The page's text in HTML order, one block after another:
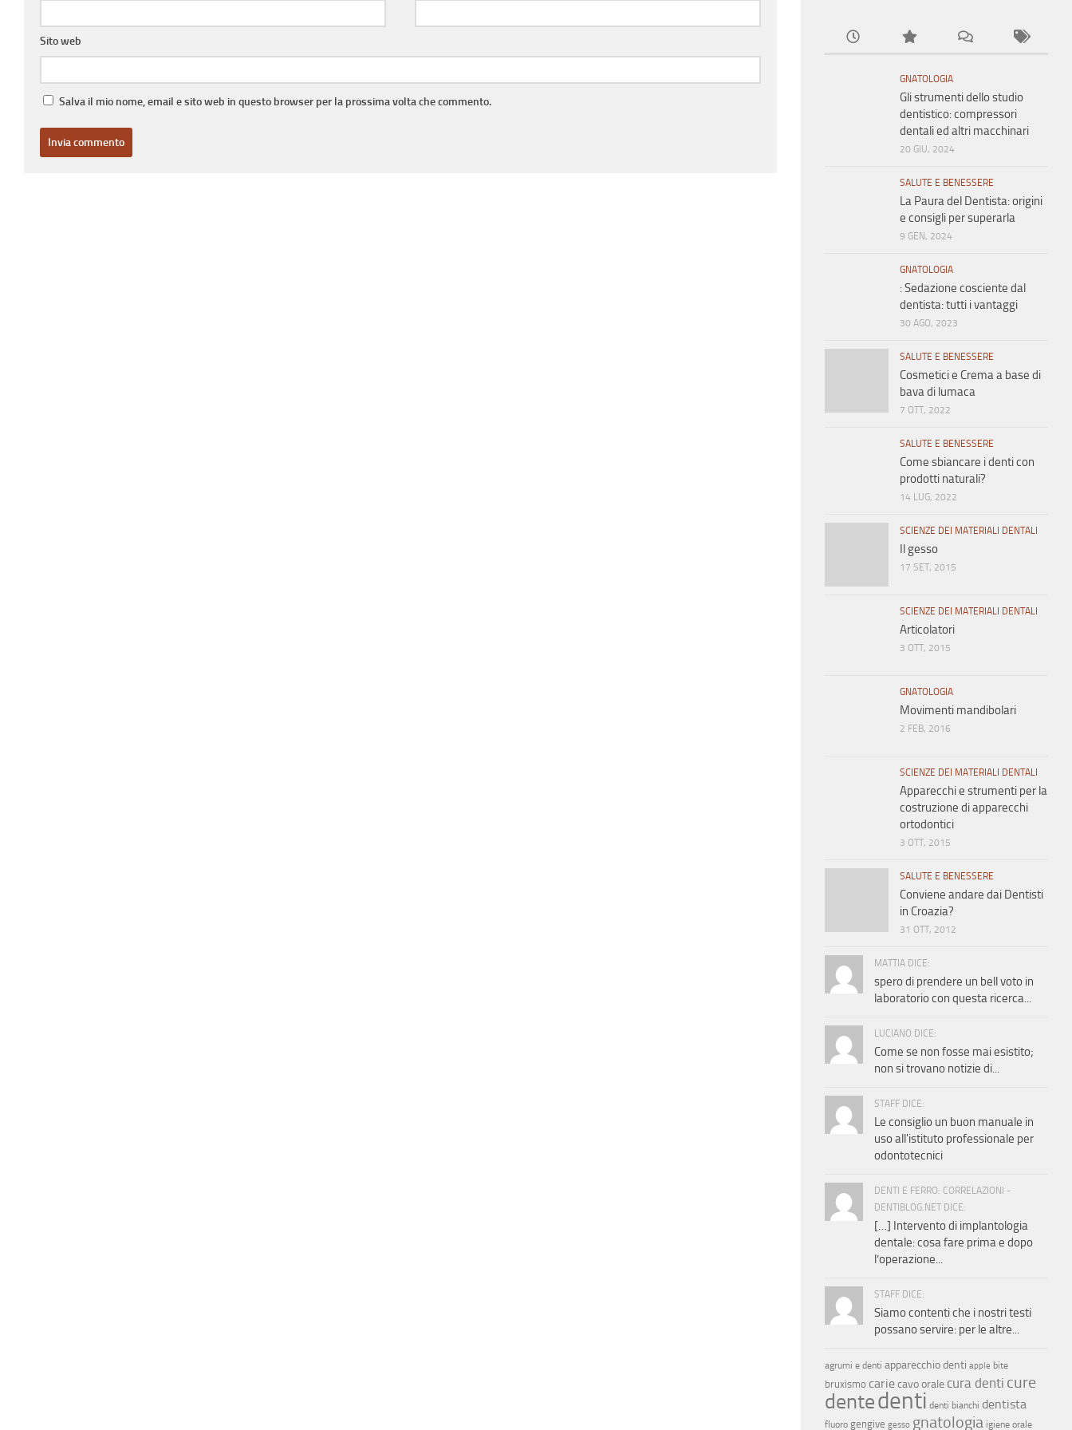
Sito web
Salva il mio nome, email e sito web in questo browser per la prossima volta che commento.
GNATOLOGIA
Gli strumenti dello studio
dentistico: compressori
dentali ed altri macchinari
20 GIU, 2024
SALUTE E BENESSERE
La Paura del Dentista: origini
e consigli per superarla
9 GEN, 2024
GNATOLOGIA
: Sedazione cosciente dal
dentista: tutti i vantaggi
30 AGO, 2023
SALUTE E BENESSERE
Cosmetici e Crema a base di
bava di lumaca
7 OTT, 2022
SALUTE E BENESSERE
Come sbiancare i denti con
prodotti naturali?
14 LUG, 2022
SCIENZE DEI MATERIALI DENTALI
Il gesso
17 SET, 2015
SCIENZE DEI MATERIALI DENTALI
Articolatori
3 OTT, 2015
GNATOLOGIA
Movimenti mandibolari
2 FEB, 2016
SCIENZE DEI MATERIALI DENTALI
Apparecchi e strumenti per la
costruzione di apparecchi
ortodontici
3 OTT, 2015
SALUTE E BENESSERE
Conviene andare dai Dentisti
in Croazia?
31 OTT, 2012
MATTIA DICE:
spero di prendere un bell voto in
laboratorio con questa ricerca...
LUCIANO DICE:
Come se non fosse mai esistito;
non si trovano notizie di...
STAFF DICE:
Le consiglio un buon manuale in
uso all'istituto professionale per
odontotecnici
DENTI E FERRO: CORRELAZIONI -
DENTIBLOG.NET DICE:
[…] Intervento di implantologia
dentale: cosa fare prima e dopo
l’operazione...
STAFF DICE:
Siamo contenti che i nostri testi
possano servire: per le altre...
agrumi e denti apparecchio denti apple bite
bruxismo cariecavo orale cura denti cure
dentedenti denti bianchi dentista
fluoro gengive gesso gnatologia igiene orale